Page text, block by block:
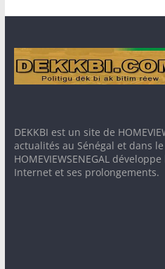
DEKKBI est un site de
actualités au Sénégal et dans
HOMEVIEWSENEGAL
Internet et ses prolongements.